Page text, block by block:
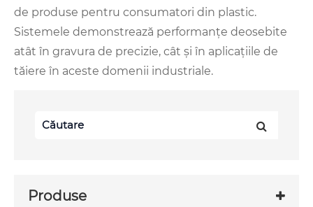
de produse pentru consumatori din plastic.
Sistemele demonstrează performanțe deosebite
atât în ​​gravura de precizie, cât și în aplicațiile de
tăiere în aceste domenii industriale.
Produse